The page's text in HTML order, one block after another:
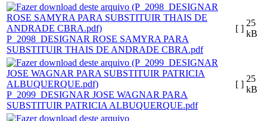
P_2098_DESIGNAR ROSE SAMYRA PARA
SUBSTITUIR THAIS DE ANDRADE CBRA.pdf
[ ]
25
kB
P_2099_DESIGNAR JOSE WAGNAR PARA
SUBSTITUIR PATRICIA ALBUQUERQUE.pdf
[ ]
25
kB